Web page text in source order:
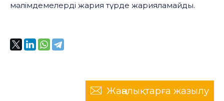
мәлімдемелерді жария түрде жарияламайды.
Жаңалықтарға жазылу